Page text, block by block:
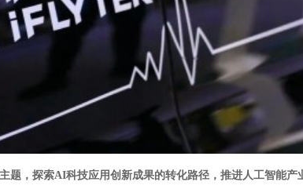
题，探索AI科技应用创新成果的转化路径， 推进人工智能产